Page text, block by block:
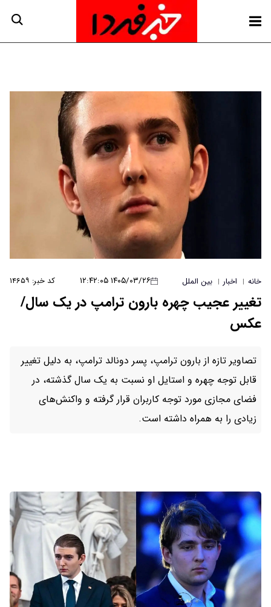
خانه | اخبار | بین الملل ۱۴۰۵/۰۳/۲۶ ۱۲:۴۲:۰۵ کد خبر: ۱۴۶۵۹
تغییر عجیب چهره بارون ترامپ در یک سال/
عکس
تصاویر تازه از بارون ترامپ، پسر دونالد ترامپ، به دلیل تغییر
قابل توجه چهره و استایل او نسبت به یک سال گذشته، در
فضای مجازی مورد توجه کاربران قرار گرفته و واکنش‌های
زیادی را به همراه داشته است.